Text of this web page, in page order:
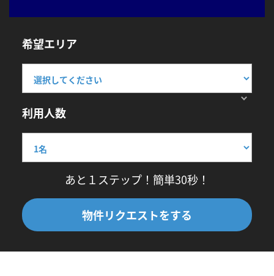
希望エリア
利用人数
あと１ステップ！簡単30秒！
物件リクエストをする